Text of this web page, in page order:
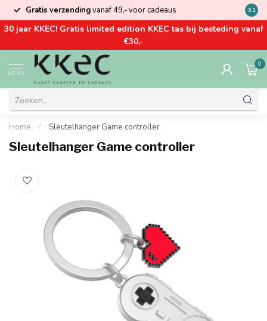
Gratis verzendingvanaf 49,- voor cadeaus Kom
9.1
30 jaar KKEC! Gratis limited edition KKEC tas bij besteding vanaf
€30,-
MENU
0
Home / Sleutelhanger Game controller
Sleutelhanger Game controller